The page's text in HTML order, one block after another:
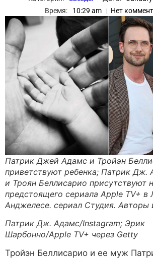
Время:
10:29 am Нет
Патрик Джей Адамс и Тройэн
приветствуют ребенка; Патрик Дж.
и Троян Беллисарио присутствуют
предстоящего сериала Apple TV+ в
Анджелесе. сериал Студия. Авторы
Патрик Дж. Адамс/Instagram; Эрик
Шарбонно/Apple TV+ через Getty
Тройэн Беллисарио и ее муж